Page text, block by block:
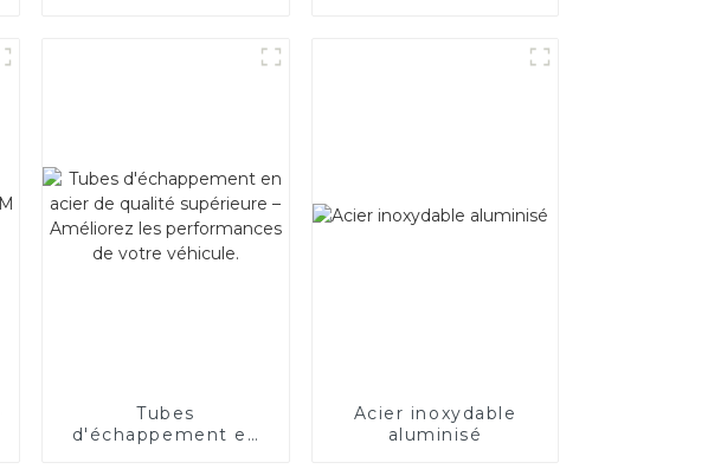
Tubes
d'échappement en
Acier inoxydable
aluminisé